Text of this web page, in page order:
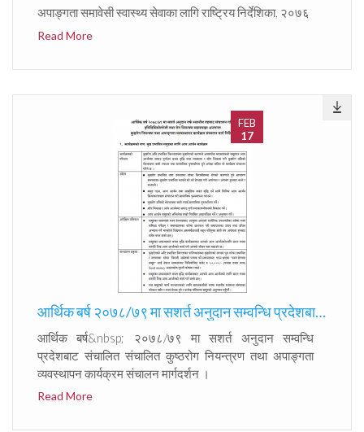
अपाङ्गता समावेसी स्वास्थ्य सेवाका लागि राष्ट्रिय निर्देशिका, २०७६
Read More
FEB
17
आर्थिक बर्ष २०७८/७९ मा सशर्त अनुदान सम्वन्धि प्रदेशबाट संचालित संचालित कुष्ठरोग नियन्त्रण तथा अपाङ्गता व्यवस्थापन कार्यक्रम संचालन मार्गदर्शन ।
आर्थिक बर्ष&nbsp; २०७८/७९ मा सशर्त अनुदान सम्वन्धि
प्रदेशबाट संचालित संचालित कुष्ठरोग नियन्त्रण तथा अपाङ्गता
व्यवस्थापन कार्यक्रम संचालन मार्गदर्शन ।
Read More